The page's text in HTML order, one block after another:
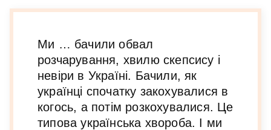
Ми … бачили обвал
розчарування, хвилю скепсису і
невіри в Україні. Бачили, як
українці спочатку закохувалися в
когось, а потім розкохувалися. Це
типова українська хвороба. І ми